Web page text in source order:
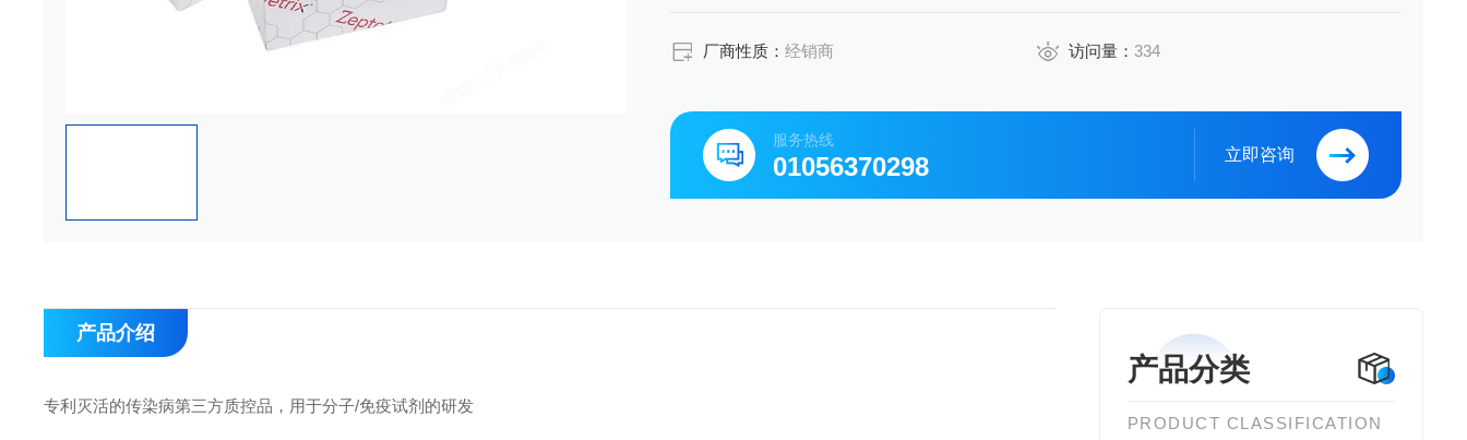
厂商性质：经销商 访问量： 334
服务热线
01056370298 立即咨询
产品分类
PRODUCT CLASSIFICATION
产品介绍
专利灭活的传染病第三方质控品，用于分子/免疫试剂的研发